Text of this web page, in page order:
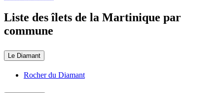
Liste des îlets de la Martinique par
commune
Le Diamant
Rocher du Diamant